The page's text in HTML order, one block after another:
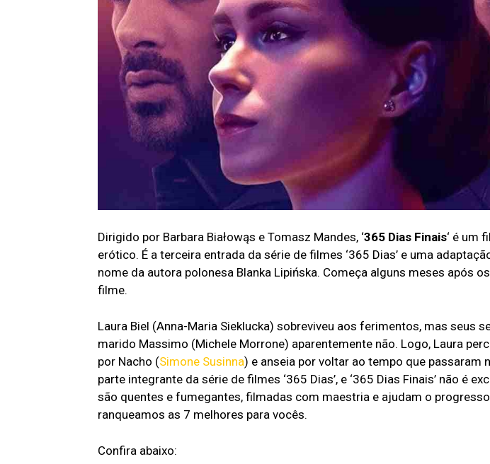
Dirigido por Barbara Białowąs e Tomasz Mandes, ‘365 Dias Finais‘ é um
erótico. É a terceira entrada da série de filmes ‘365 Dias’ e uma
nome da autora polonesa Blanka Lipińska. Começa alguns meses após
filme.
Laura Biel (Anna-Maria Sieklucka) sobreviveu aos ferimentos, mas seus
marido Massimo (Michele Morrone) aparentemente não. Logo, Laura
por Nacho (Simone Susinna) e anseia por voltar ao tempo que passaram
parte integrante da série de filmes ‘365 Dias’, e ‘365 Dias Finais’ não é
são quentes e fumegantes, filmadas com maestria e ajudam o
ranqueamos as 7 melhores para vocês.
Confira abaixo: